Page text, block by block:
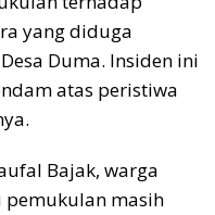
yang diduga
Duma. Insiden ini
atas peristiwa
Bajak, warga
pemukulan masih